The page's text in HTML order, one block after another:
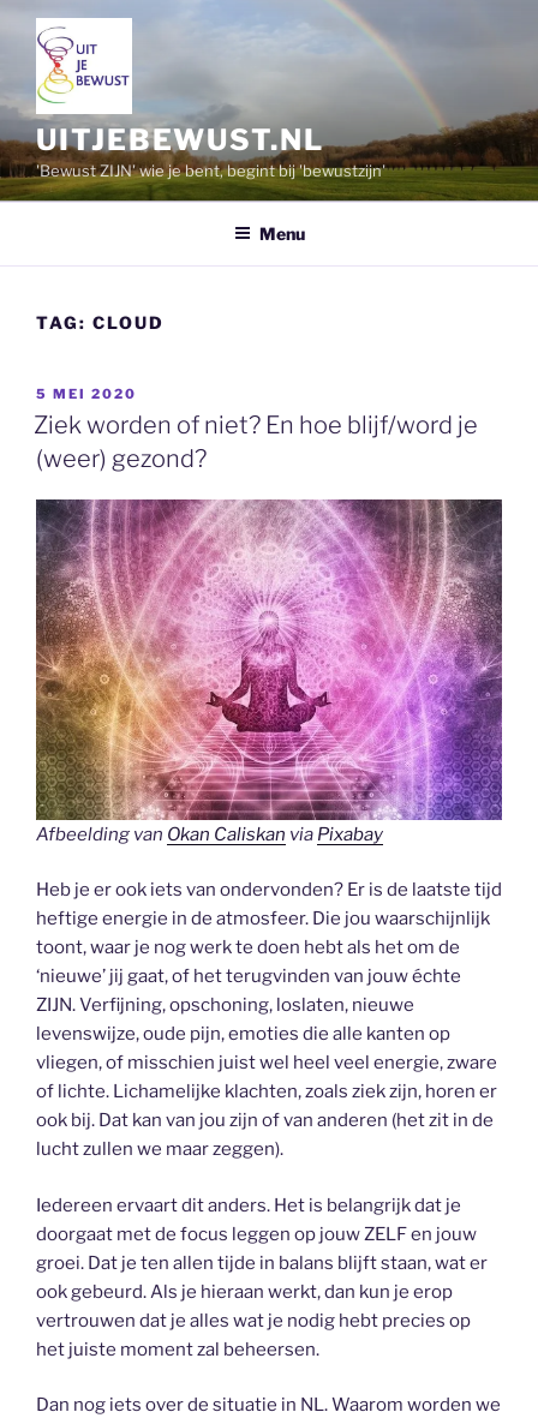
inhoud
UITJEBEWUST.NL
'Bewust ZIJN' wie je bent, begint bij 'bewustzijn'
Menu
TAG: CLOUD
GEPLAATST
OP
5 MEI 2020
Ziek worden of niet? En hoe blijf/word je
(weer) gezond?
Afbeelding van Okan Caliskan via Pixabay
Heb je er ook iets van ondervonden? Er is de laatste tijd
heftige energie in de atmosfeer. Die jou waarschijnlijk
toont, waar je nog werk te doen hebt als het om de
‘nieuwe’ jij gaat, of het terugvinden van jouw échte
ZIJN. Verfijning, opschoning, loslaten, nieuwe
levenswijze, oude pijn, emoties die alle kanten op
vliegen, of misschien juist wel heel veel energie, zware
of lichte. Lichamelijke klachten, zoals ziek zijn, horen er
ook bij. Dat kan van jou zijn of van anderen (het zit in de
lucht zullen we maar zeggen).
Iedereen ervaart dit anders. Het is belangrijk dat je
doorgaat met de focus leggen op jouw ZELF en jouw
groei. Dat je ten allen tijde in balans blijft staan, wat er
ook gebeurd. Als je hieraan werkt, dan kun je erop
vertrouwen dat je alles wat je nodig hebt precies op
het juiste moment zal beheersen.
Dan nog iets over de situatie in NL. Waarom worden we